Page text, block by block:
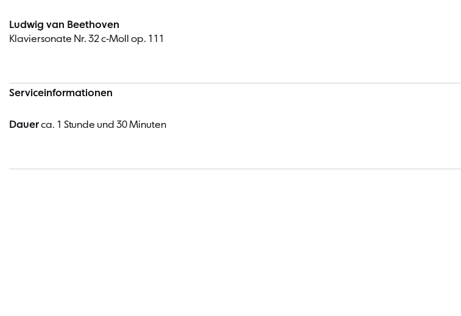
Ludwig van Beethoven
Klaviersonate Nr. 32 c-Moll op. 111
Serviceinformationen
Dauerca. 1 Stunde und 30 Minuten